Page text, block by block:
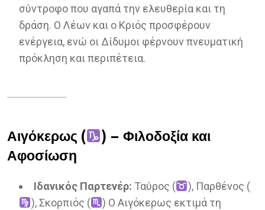
σύντροφο που αγαπά την ελευθερία και τη
δράση. Ο Λέων και ο Κριός προσφέρουν
ενέργεια, ενώ οι Δίδυμοι φέρνουν πνευματική
πρόκληση και περιπέτεια.
Αιγόκερως (
) – Φιλοδοξία και
Αφοσίωση
Ιδανικός Παρτενέρ: Ταύρος (
), Παρθένος (
), Σκορπιός (
) Ο Αιγόκερως εκτιμά τη